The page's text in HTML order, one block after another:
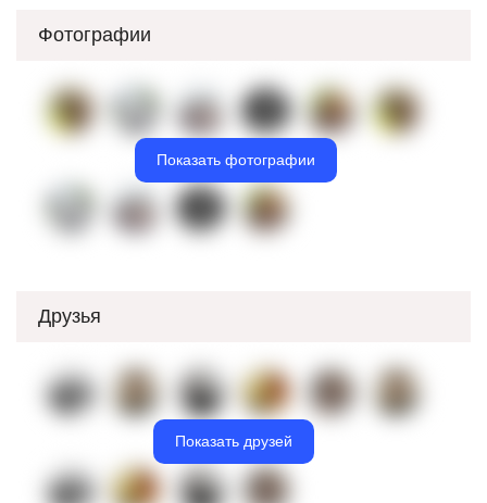
Фотографии
Показать фотографии
Друзья
Показать друзей